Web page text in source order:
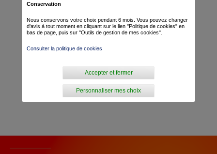
Conservation
Nous conservons votre choix pendant 6 mois. Vous pouvez changer
d'avis à tout moment en cliquant sur le lien "Politique de cookies" en
bas de page, puis sur "Outils de gestion de mes cookies".
Consulter la politique de cookies
Personnaliser mes choix
Accepter et fermer